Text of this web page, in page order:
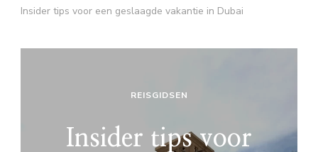
Insider tips voor een geslaagde vakantie in Dubai
REISGIDSEN
Insider tips voor